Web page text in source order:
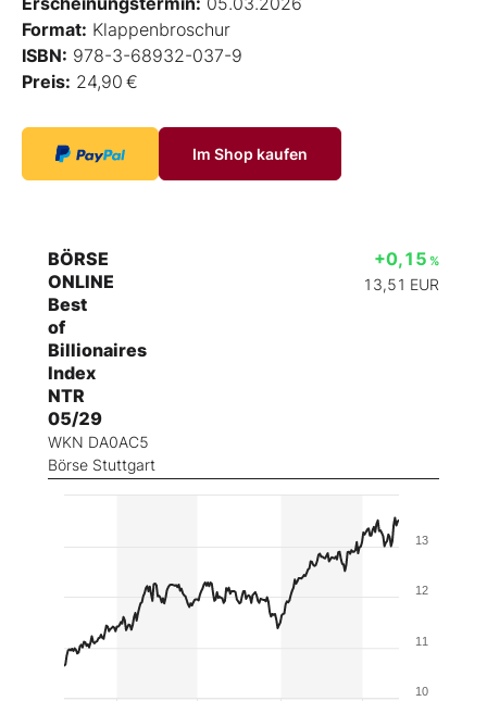
Format: Klappenbroschur
ISBN: 978-3-68932-037-9
Preis: 24,90 €
Im Shop kaufen
BÖRSE
ONLINE
Best
of
Billionaires
Index
NTR
05/29
WKN DA0AC5
Börse Stuttgart
+0,15 %
13,51 EUR
10
11
12
13